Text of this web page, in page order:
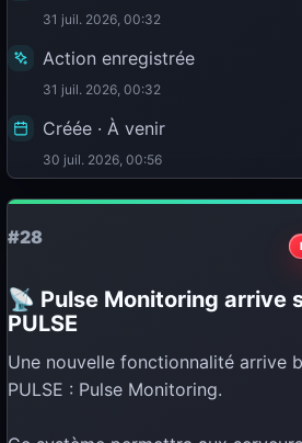
31 juil. 2026, 00:32
Action enregistrée
31 juil. 2026, 00:32
Créée · À venir
30 juil. 2026, 00:56
#28
📡 Pulse Monitoring arrive
PULSE
Une nouvelle fonctionnalité arrive
PULSE : Pulse Monitoring.